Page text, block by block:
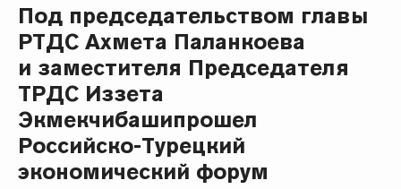
Под председательством главы
РТДС Ахмета Паланкоева
и заместителя Председателя
ТРДС Иззета
Экмекчибашипрошел
Российско-Турецкий
экономический форум